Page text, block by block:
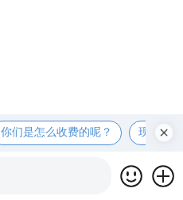
你们是怎么收费的呢？ 现在有